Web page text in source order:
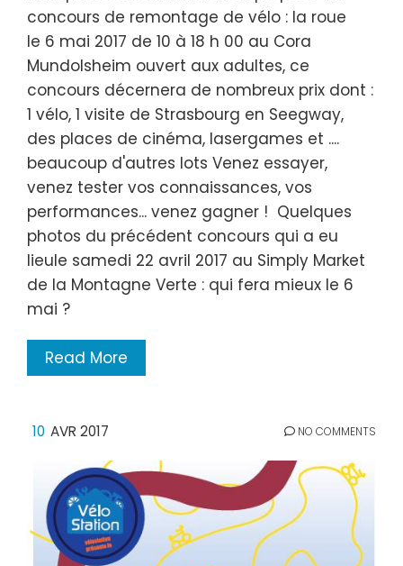
concours de remontage de vélo : la roue
le 6 mai 2017 de 10 à 18 h 00 au Cora
Mundolsheim ouvert aux adultes, ce
concours décernera de nombreux prix dont :
1 vélo, 1 visite de Strasbourg en Seegway,
des places de cinéma, lasergames et ....
beaucoup d'autres lots Venez essayer,
venez tester vos connaissances, vos
performances... venez gagner ! Quelques
photos du précédent concours qui a eu
lieule samedi 22 avril 2017 au Simply Market
de la Montagne Verte : qui fera mieux le 6
mai ?
Read More
10 AVR 2017 NO COMMENTS